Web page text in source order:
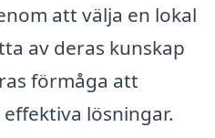
att välja en lokal
av deras kunskap
förmåga att
lösningar.